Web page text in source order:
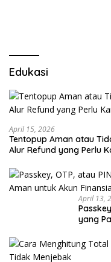
Edukasi
April 15, 2026
Tentopup Aman atau
Alur Refund yang Perlu
April 13,
yang